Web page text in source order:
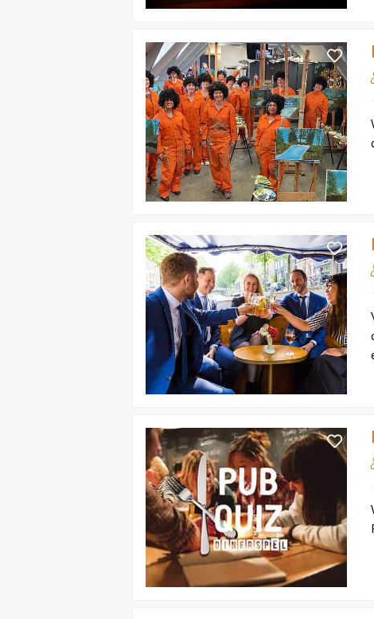
Bob
Ross
Workshop
Borrelboot
Pubquiz
dinerspel